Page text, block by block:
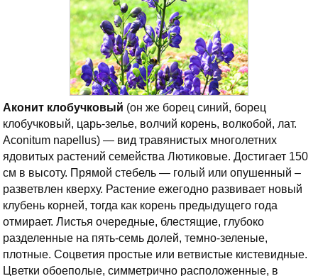
Аконит клобучковый (он же борец синий, борец
клобучковый, царь-зелье, волчий корень, волкобой, лат.
Aconitum napellus) — вид травянистых многолетних
ядовитых растений семейства Лютиковые. Достигает 150
см в высоту. Прямой стебель — голый или опушенный –
разветвлен кверху. Растение ежегодно развивает новый
клубень корней, тогда как корень предыдущего года
отмирает. Листья очередные, блестящие, глубоко
разделенные на пять-семь долей, темно-зеленые,
плотные. Соцветия простые или ветвистые кистевидные.
Цветки обоеполые, симметрично расположенные, в